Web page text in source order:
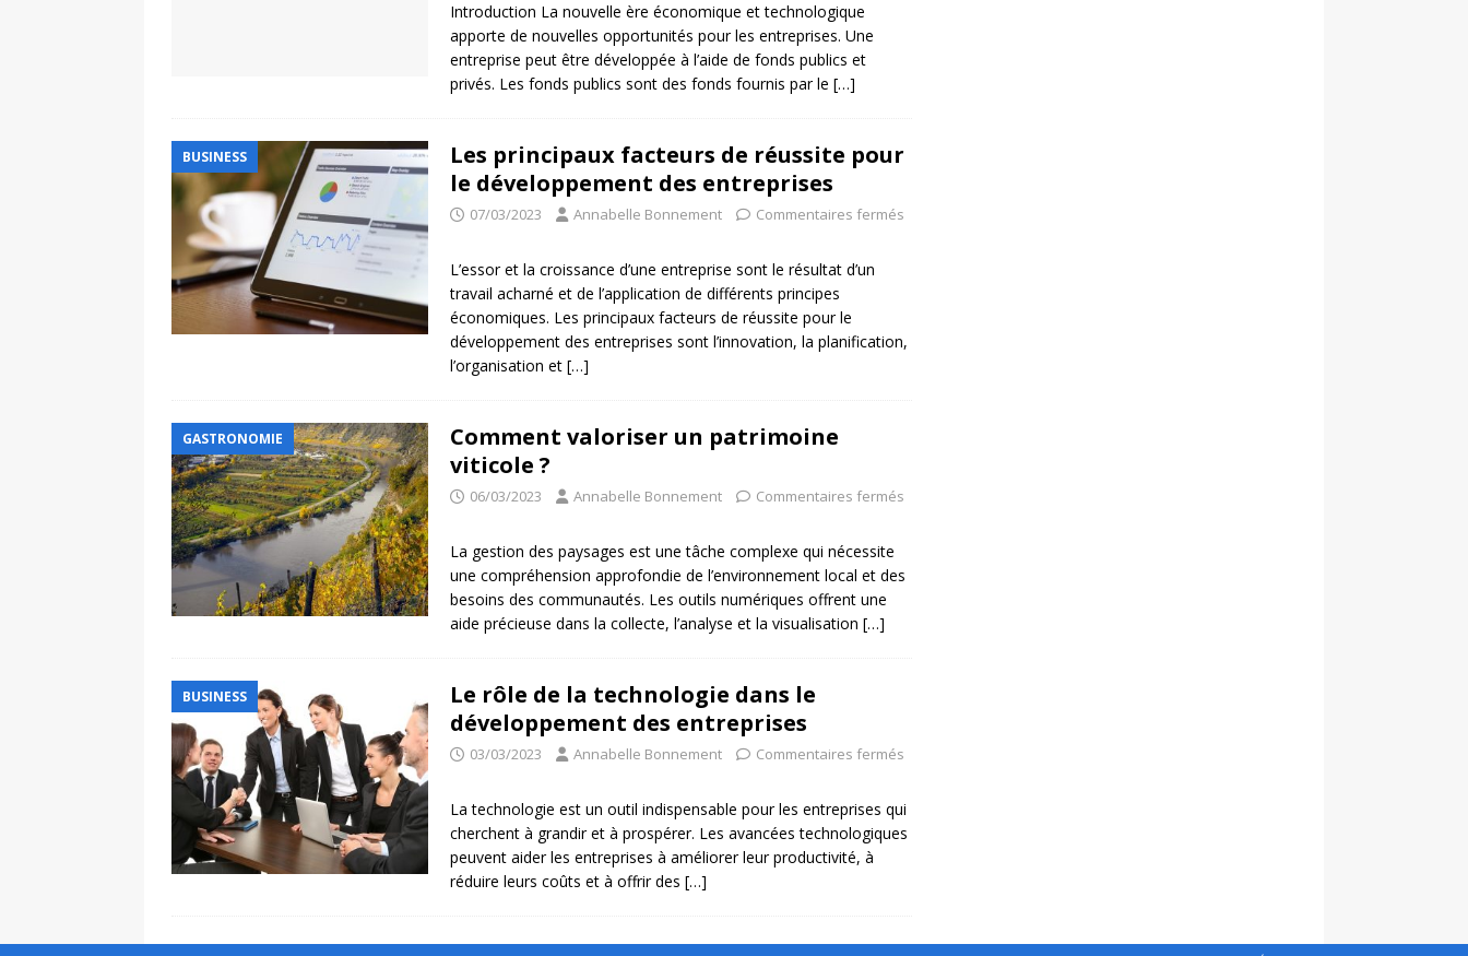
Introduction La nouvelle ère économique et technologique
apporte de nouvelles opportunités pour les entreprises. Une
entreprise peut être développée à l’aide de fonds publics et
privés. Les fonds publics sont des fonds fournis par le […]
BUSINESS
Les principaux facteurs de réussite pour
le développement des entreprises
07/03/2023 Annabelle Bonnement Commentaires fermés
L’essor et la croissance d’une entreprise sont le résultat d’un
travail acharné et de l’application de différents principes
économiques. Les principaux facteurs de réussite pour le
développement des entreprises sont l’innovation, la planification,
l’organisation et […]
GASTRONOMIE
Comment valoriser un patrimoine
viticole ?
06/03/2023 Annabelle Bonnement Commentaires fermés
La gestion des paysages est une tâche complexe qui nécessite
une compréhension approfondie de l’environnement local et des
besoins des communautés. Les outils numériques offrent une
aide précieuse dans la collecte, l’analyse et la visualisation […]
BUSINESS
Le rôle de la technologie dans le
développement des entreprises
03/03/2023 Annabelle Bonnement Commentaires fermés
La technologie est un outil indispensable pour les entreprises qui
cherchent à grandir et à prospérer. Les avancées technologiques
peuvent aider les entreprises à améliorer leur productivité, à
réduire leurs coûts et à offrir des […]